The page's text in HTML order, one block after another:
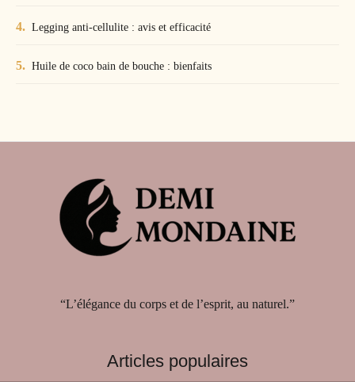
Legging anti-cellulite : avis et efficacité
Huile de coco bain de bouche : bienfaits
“L’élégance du corps et de l’esprit, au naturel.”
Articles populaires